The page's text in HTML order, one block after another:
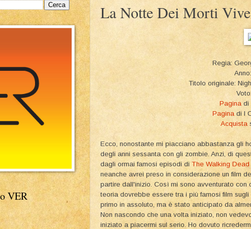
La Notte Dei Morti
Regia:
Titolo originale:
Pagina di
Pagina di I
Acquista
Ecco, nonostante mi piacciano abbastanza gli
degli anni sessanta con gli zombie. Anzi, di
dagli ormai famosi episodi di The Walking Dead
neanche avrei preso in considerazione un film
partire dall'inizio. Così mi sono avventurato
teoria dovrebbe essere tra i più famosi film
primo in assoluto, ma è stato anticipato da
Non nascondo che una volta iniziato, non
iniziato a piacermi sul serio. Ho dovuto
VER